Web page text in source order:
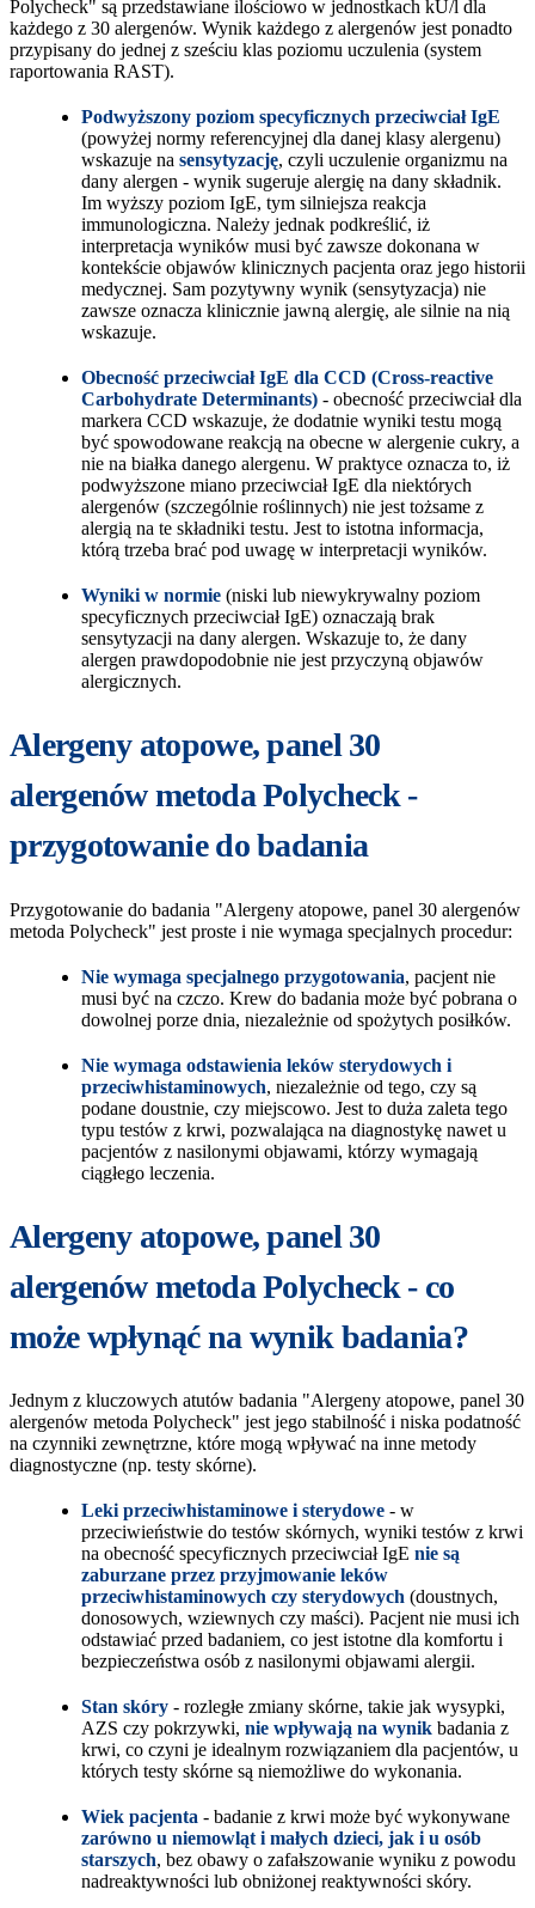
Polycheck" są przedstawiane ilościowo w jednostkach kU/l dla
każdego z 30 alergenów. Wynik każdego z alergenów jest ponadto
przypisany do jednej z sześciu klas poziomu uczulenia (system
raportowania RAST).
Podwyższony poziom specyficznych przeciwciał IgE
(powyżej normy referencyjnej dla danej klasy alergenu)
wskazuje na sensytyzację, czyli uczulenie organizmu na
dany alergen - wynik sugeruje alergię na dany składnik.
Im wyższy poziom IgE, tym silniejsza reakcja
immunologiczna. Należy jednak podkreślić, iż
interpretacja wyników musi być zawsze dokonana w
kontekście objawów klinicznych pacjenta oraz jego historii
medycznej. Sam pozytywny wynik (sensytyzacja) nie
zawsze oznacza klinicznie jawną alergię, ale silnie na nią
wskazuje.
Obecność przeciwciał IgE dla CCD (Cross-reactive
Carbohydrate Determinants) - obecność przeciwciał dla
markera CCD wskazuje, że dodatnie wyniki testu mogą
być spowodowane reakcją na obecne w alergenie cukry, a
nie na białka danego alergenu. W praktyce oznacza to, iż
podwyższone miano przeciwciał IgE dla niektórych
alergenów (szczególnie roślinnych) nie jest tożsame z
alergią na te składniki testu. Jest to istotna informacja,
którą trzeba brać pod uwagę w interpretacji wyników.
Wyniki w normie (niski lub niewykrywalny poziom
specyficznych przeciwciał IgE) oznaczają brak
sensytyzacji na dany alergen. Wskazuje to, że dany
alergen prawdopodobnie nie jest przyczyną objawów
alergicznych.
Alergeny atopowe, panel 30
alergenów metoda Polycheck -
przygotowanie do badania
Przygotowanie do badania "Alergeny atopowe, panel 30 alergenów
metoda Polycheck" jest proste i nie wymaga specjalnych procedur:
Nie wymaga specjalnego przygotowania, pacjent nie
musi być na czczo. Krew do badania może być pobrana o
dowolnej porze dnia, niezależnie od spożytych posiłków.
Nie wymaga odstawienia leków sterydowych i
przeciwhistaminowych, niezależnie od tego, czy są
podane doustnie, czy miejscowo. Jest to duża zaleta tego
typu testów z krwi, pozwalająca na diagnostykę nawet u
pacjentów z nasilonymi objawami, którzy wymagają
ciągłego leczenia.
Alergeny atopowe, panel 30
alergenów metoda Polycheck - co
może wpłynąć na wynik badania?
Jednym z kluczowych atutów badania "Alergeny atopowe, panel 30
alergenów metoda Polycheck" jest jego stabilność i niska podatność
na czynniki zewnętrzne, które mogą wpływać na inne metody
diagnostyczne (np. testy skórne).
Leki przeciwhistaminowe i sterydowe - w
przeciwieństwie do testów skórnych, wyniki testów z krwi
na obecność specyficznych przeciwciał IgE nie są
zaburzane przez przyjmowanie leków
przeciwhistaminowych czy sterydowych (doustnych,
donosowych, wziewnych czy maści). Pacjent nie musi ich
odstawiać przed badaniem, co jest istotne dla komfortu i
bezpieczeństwa osób z nasilonymi objawami alergii.
Stan skóry - rozległe zmiany skórne, takie jak wysypki,
AZS czy pokrzywki, nie wpływają na wynik badania z
krwi, co czyni je idealnym rozwiązaniem dla pacjentów, u
których testy skórne są niemożliwe do wykonania.
Wiek pacjenta - badanie z krwi może być wykonywane
zarówno u niemowląt i małych dzieci, jak i u osób
starszych, bez obawy o zafałszowanie wyniku z powodu
nadreaktywności lub obniżonej reaktywności skóry.